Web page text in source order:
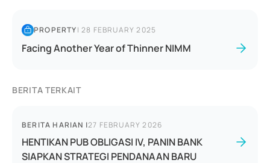
PROPERTY|28 FEBRUARY 2025
Facing Another Year of Thinner NIMM
BERITA TERKAIT
BERITA HARIAN |27 FEBRUARY 2026
HENTIKAN PUB OBLIGASI IV, PANIN BANK
SIAPKAN STRATEGI PENDANAAN BARU